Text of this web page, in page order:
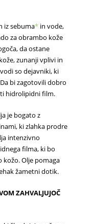
iz sebuma*in vode,
za obrambo kože
da ostane
zunanji vplivi in
so dejavniki, ki
bi zagotovili dobro
hidrolipidni film.
je bogato z
ki zlahka prodre
intenzivno
filma, ki bo
kožo. Olje pomaga
žametni dotik.
ZAHVALJUJOČ